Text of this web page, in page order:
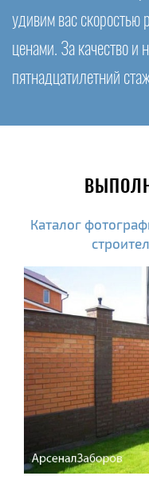
удивим вас
ценами. За качество и
пятнадцатилетний
Каталог